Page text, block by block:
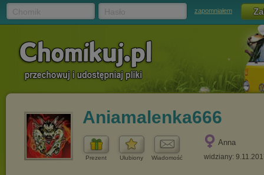
zapomniałem
Aniamalenka666
Prezent Ulubiony Wiadomość
Anna
widziany: